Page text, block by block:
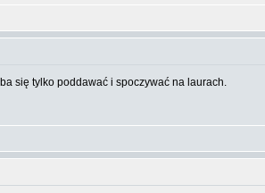
się tylko poddawać i spoczywać na laurach.